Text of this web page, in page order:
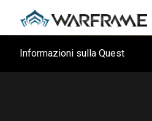
Informazioni sulla Quest